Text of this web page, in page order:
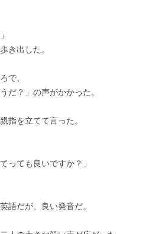
き出した。
で、
だ？」の声がかかった。
指を立てて言った。
っても良いですか？」
語だが、良い発音だ。